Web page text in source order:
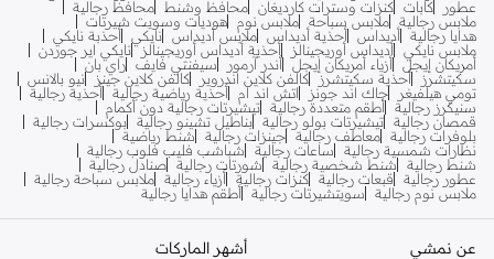
عطور
كابات كنزات وسترات كارديغان محافظ وشنط
محافظ رجالية
ملابس رجالية ملابس سباحة ملابس نوم
هوديات وسويت شيرتات
هدايا رجالية أديداس أحذية أديداس ملابس أديداس نايكي أحذبة نايكي
ملابس نايكي أديداس أوريجينالز أحذية أديداس أوريجينالز
نايكي اير جوردن
أمريكان إيجل أزياء أمريكان إيجل أندر آرمور سيفنتي فايف راي بان
سكيتشرز
أحذية سكيتشرز كالفن كلاين اندروير كالفن كلاين جينز
نيو بالانس
تومي هيلفيغر
جاك اند جونز اتش اند ام أحذية رياضية رجالية أحذية رجالية
سنيكرز رجالية أطقم متعددة رجالية تيشيرتات رجالية دون أكمام
قمصان رجالية تيشيرتات بولو رجالية بناطيل تشينو رجالية بوكسرات رجالية
بلوفرات رجالية معاطف رجالية جينزات رجالية
شنط رياضية
نظارات شمسية رجالية
ساعات رجالية
شباشب فليب فلوب رجالية
شنط رجالية
شنط شخصية رجالية شورتات رجالية صنادل رجالية
عطور رجالية
قبعات رجالية كنزات رجالية أزياء رجالية ملابس سباحة رجالية
ملابس نوم رجالية
سويتشيرتات رجالية أطقم هدايا رجالية
عن نمشي أشهر الماركات